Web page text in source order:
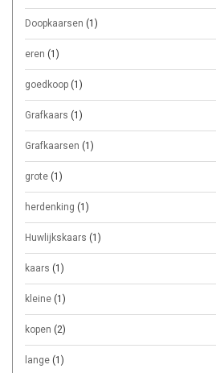
Doopkaarsen (1)
eren (1)
goedkoop (1)
Grafkaars (1)
Grafkaarsen (1)
grote (1)
herdenking (1)
Huwlijkskaars (1)
kaars (1)
kleine (1)
kopen (2)
lange (1)